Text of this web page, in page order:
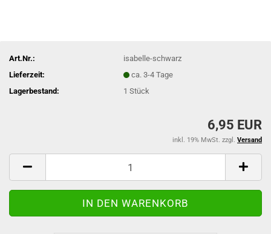
Art.Nr.:
isabelle-schwarz
Lieferzeit:
ca. 3-4 Tage
Lagerbestand:
1Stück
6,95 EUR
inkl. 19% MwSt. zzgl. Versand